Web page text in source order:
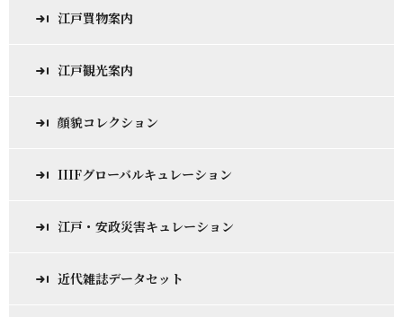
江戸買物案内
江戸観光案内
顔貌コレクション
IIIFグローバルキュレーション
江戸・安政災害キュレーション
近代雑誌データセット